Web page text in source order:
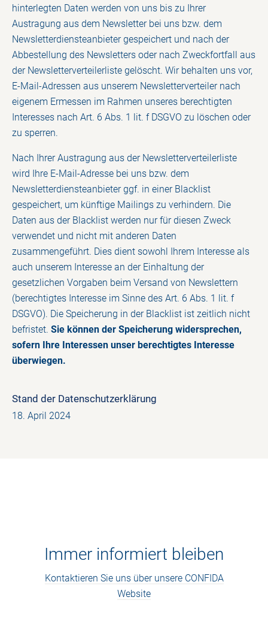
hinterlegten Daten werden von uns bis zu Ihrer
Austragung aus dem Newsletter bei uns bzw. dem
Newsletterdiensteanbieter gespeichert und nach der
Abbestellung des Newsletters oder nach Zweckfortfall aus
der Newsletterverteilerliste gelöscht. Wir behalten uns vor,
E-Mail-Adressen aus unserem Newsletterverteiler nach
eigenem Ermessen im Rahmen unseres berechtigten
Interesses nach Art. 6 Abs. 1 lit. f DSGVO zu löschen oder
zu sperren.
Nach Ihrer Austragung aus der Newsletterverteilerliste
wird Ihre E-Mail-Adresse bei uns bzw. dem
Newsletterdiensteanbieter ggf. in einer Blacklist
gespeichert, um künftige Mailings zu verhindern. Die
Daten aus der Blacklist werden nur für diesen Zweck
verwendet und nicht mit anderen Daten
zusammengeführt. Dies dient sowohl Ihrem Interesse als
auch unserem Interesse an der Einhaltung der
gesetzlichen Vorgaben beim Versand von Newslettern
(berechtigtes Interesse im Sinne des Art. 6 Abs. 1 lit. f
DSGVO). Die Speicherung in der Blacklist ist zeitlich nicht
befristet. Sie können der Speicherung widersprechen,
sofern Ihre Interessen unser berechtigtes Interesse
überwiegen.
Stand der Datenschutzerklärung
18. April 2024
Immer informiert bleiben
Kontaktieren Sie uns über unsere CONFIDA
Website